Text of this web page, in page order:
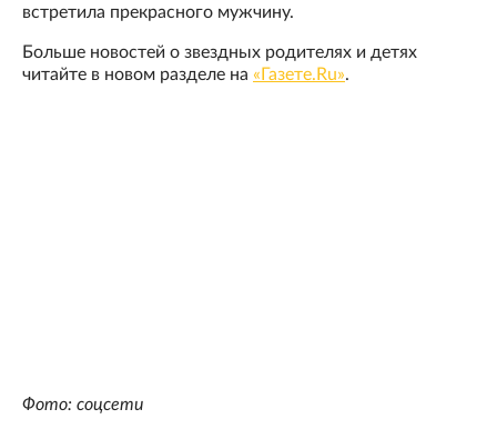
встретила прекрасного мужчину.
Больше новостей о звездных родителях и детях
читайте в новом разделе на «Газете.Ru».
Фото: соцсети